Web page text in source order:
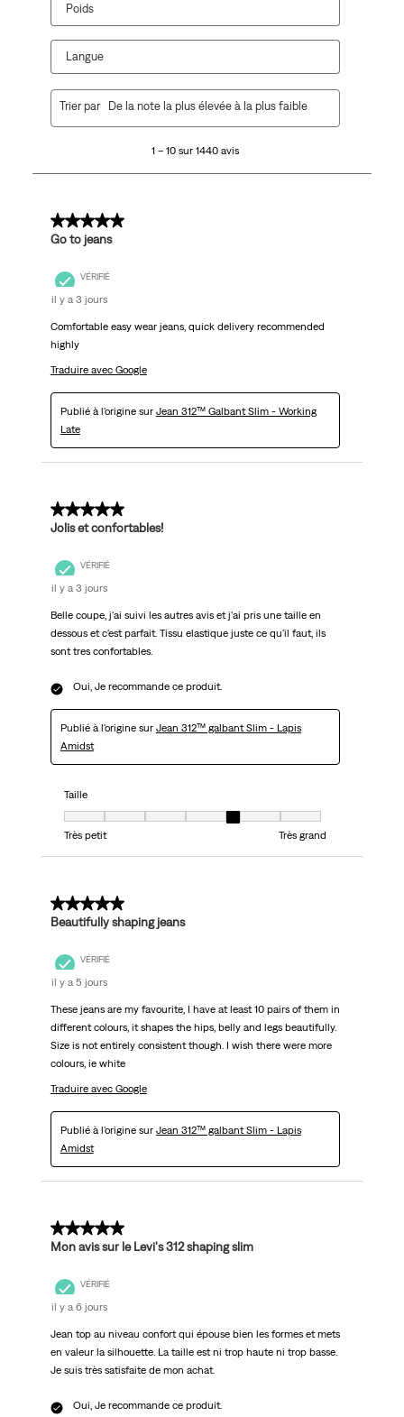
Poids
Langue
1440
1 – 10 sur 1440 avis
Trier par De la note la plus élevée à la plus faible
5 sur 5 étoiles.
Go to jeans
VÉRIFIÉ
il y a 3 jours
Comfortable easy wear jeans, quick delivery recommended
highly
Traduire avec Google
Publié à l'origine sur Jean 312™ Galbant Slim - Working
Late
5 sur 5 étoiles.
Jolis et confortables!
VÉRIFIÉ
il y a 3 jours
Belle coupe, j'ai suivi les autres avis et j'ai pris une taille en
dessous et c'est parfait. Tissu elastique juste ce qu'il faut, ils
sont tres confortables.
Oui, Je recommande ce produit.
Publié à l'origine sur Jean 312™ galbant Slim - Lapis
Amidst
Taille
Taille, 5 sur 7, où 1 est égal à Très petit et 7 est égal à Très grand
Très petit
Très grand
5 sur 5 étoiles.
Beautifully shaping jeans
VÉRIFIÉ
il y a 5 jours
These jeans are my favourite, I have at least 10 pairs of them in
different colours, it shapes the hips, belly and legs beautifully.
Size is not entirely consistent though. I wish there were more
colours, ie white
Traduire avec Google
Publié à l'origine sur Jean 312™ galbant Slim - Lapis
Amidst
5 sur 5 étoiles.
Mon avis sur le Levi's 312 shaping slim
VÉRIFIÉ
il y a 6 jours
Jean top au niveau confort qui épouse bien les formes et mets
en valeur la silhouette. La taille est ni trop haute ni trop basse.
Je suis très satisfaite de mon achat.
Oui, Je recommande ce produit.